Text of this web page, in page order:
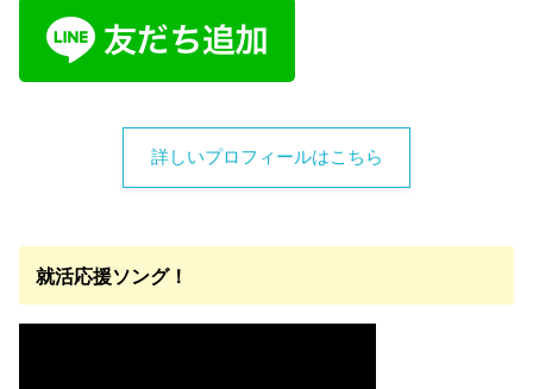
詳しいプロフィールはこちら
就活応援ソング！